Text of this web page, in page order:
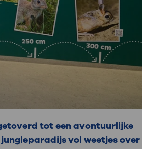
tot een avontuurlijke
vol weetjes over